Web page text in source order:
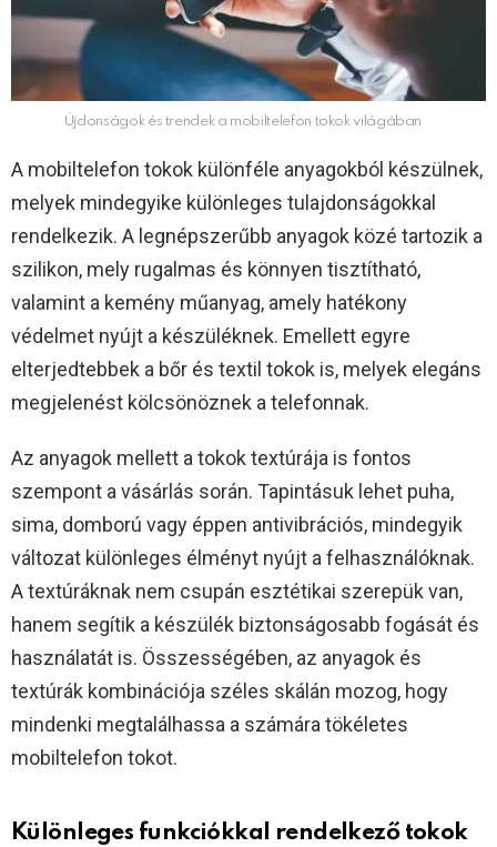
Újdonságok és trendek a mobiltelefon tokok világában
A mobiltelefon tokok különféle anyagokból készülnek,
melyek mindegyike különleges tulajdonságokkal
rendelkezik. A legnépszerűbb anyagok közé tartozik a
szilikon, mely rugalmas és könnyen tisztítható,
valamint a kemény műanyag, amely hatékony
védelmet nyújt a készüléknek. Emellett egyre
elterjedtebbek a bőr és textil tokok is, melyek elegáns
megjelenést kölcsönöznek a telefonnak.
Az anyagok mellett a tokok textúrája is fontos
szempont a vásárlás során. Tapintásuk lehet puha,
sima, domború vagy éppen antivibrációs, mindegyik
változat különleges élményt nyújt a felhasználóknak.
A textúráknak nem csupán esztétikai szerepük van,
hanem segítik a készülék biztonságosabb fogását és
használatát is. Összességében, az anyagok és
textúrák kombinációja széles skálán mozog, hogy
mindenki megtalálhassa a számára tökéletes
mobiltelefon tokot.
Különleges funkciókkal rendelkező tokok